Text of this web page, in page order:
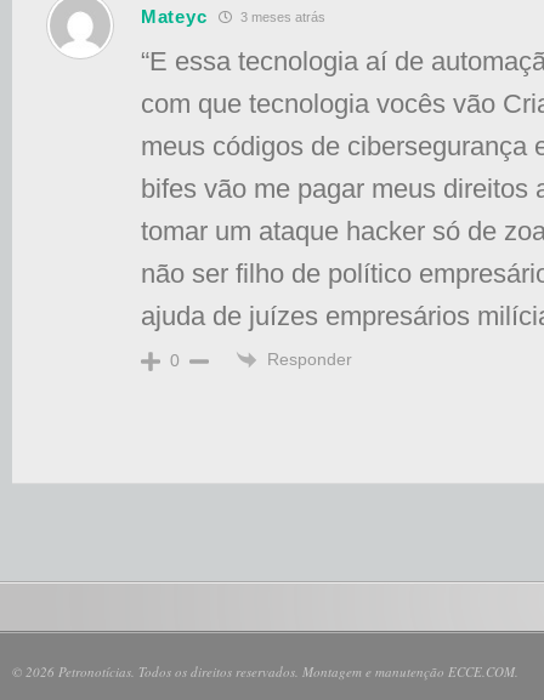
Mateyc 3 meses atrás
“E essa tecnologia aí de
com que tecnologia vocês vão
meus códigos de cibersegurança
bifes vão me pagar meus direitos
tomar um ataque hacker só de
não ser filho de político
ajuda de juízes empresários
0 Responder
© 2026 Petronotícias. Todos os direitos reservados. Montagem e manutenção ECCE.COM.